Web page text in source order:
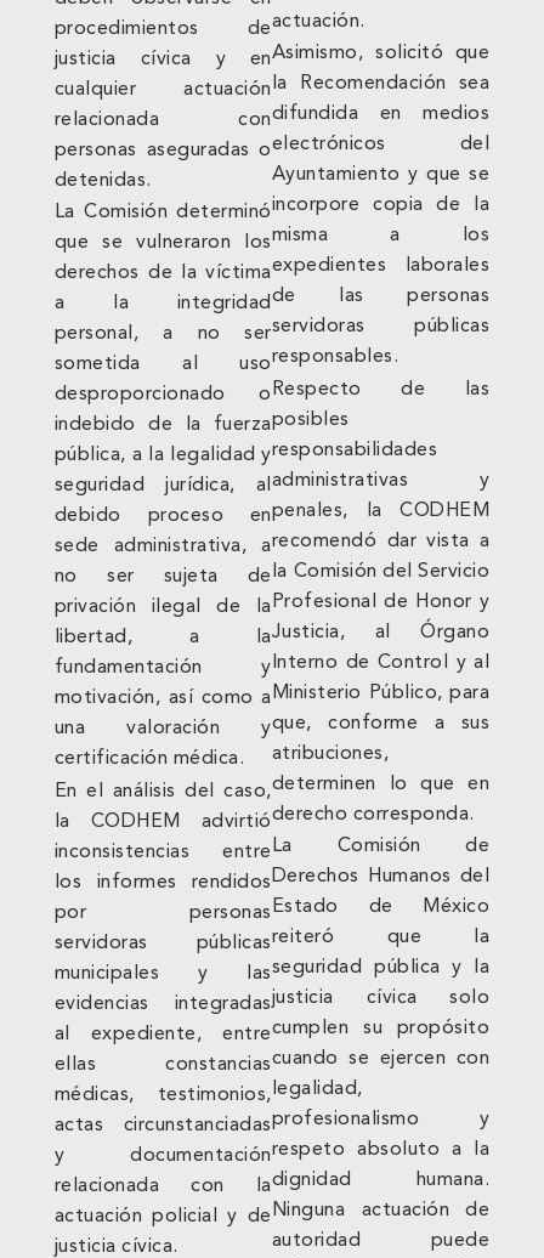
procedimientos de
justicia cívica y en
cualquier actuación
relacionada con
personas aseguradas o
detenidas.
La Comisión determinó
que se vulneraron los
derechos de la víctima
a la integridad
personal, a no ser
sometida al uso
desproporcionado o
indebido de la fuerza
pública, a la legalidad y
seguridad jurídica, al
debido proceso en
sede administrativa, a
no ser sujeta de
privación ilegal de la
libertad, a la
fundamentación y
motivación, así como a
una valoración y
certificación médica.
En el análisis del caso,
la CODHEM advirtió
inconsistencias entre
los informes rendidos
por personas
servidoras públicas
municipales y las
evidencias integradas
al expediente, entre
ellas constancias
médicas, testimonios,
actas circunstanciadas
y documentación
relacionada con la
actuación policial y de
justicia cívica.
actuación.
Asimismo, solicitó que
la Recomendación sea
difundida en medios
electrónicos del
Ayuntamiento y que se
incorpore copia de la
misma a los
expedientes laborales
de las personas
servidoras públicas
responsables.
Respecto de las
posibles
responsabilidades
administrativas y
penales, la CODHEM
recomendó dar vista a
la Comisión del Servicio
Profesional de Honor y
Justicia, al Órgano
Interno de Control y al
Ministerio Público, para
que, conforme a sus
atribuciones,
determinen lo que en
derecho corresponda.
La Comisión de
Derechos Humanos del
Estado de México
reiteró que la
seguridad pública y la
justicia cívica solo
cumplen su propósito
cuando se ejercen con
legalidad,
profesionalismo y
respeto absoluto a la
dignidad humana.
Ninguna actuación de
autoridad puede